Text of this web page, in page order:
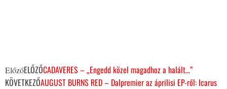
ElőzőELŐZŐCADAVERES – „Engedd közel magadhoz a halált…”
KÖVETKEZŐAUGUST BURNS RED – Dalpremier az áprilisi EP-ről: Icarus